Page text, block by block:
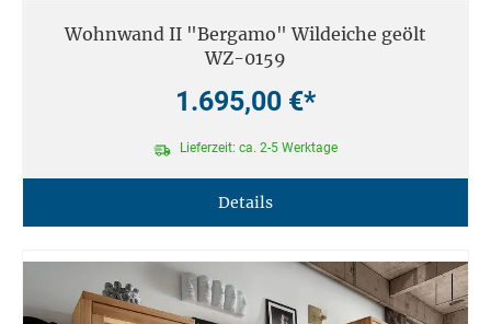
Wohnwand II "Bergamo" Wildeiche geölt
WZ-0159
1.695,00 €*
Lieferzeit: ca. 2-5 Werktage
Details